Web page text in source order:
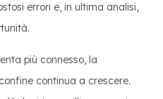
errori e, in ultima analisi,
più connesso, la
continua a crescere.